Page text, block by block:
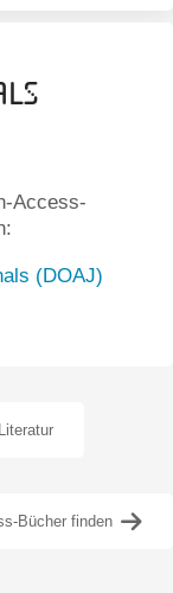
Access-
(DOAJ)
Bücher finden